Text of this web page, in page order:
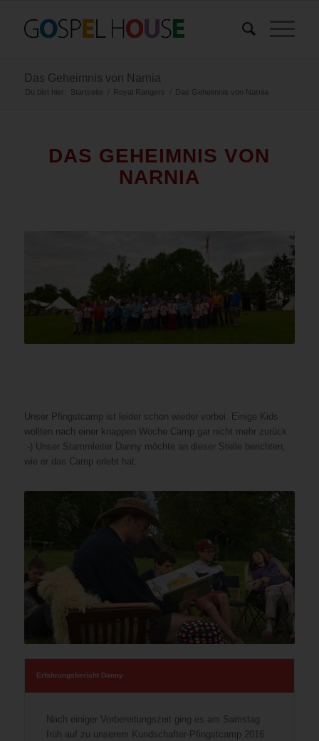
Das Geheimnis von Narnia
Du bist hier: Startseite / Royal Rangers / Das Geheimnis von Narnia
DAS GEHEIMNIS VON
NARNIA
Unser Pfingstcamp ist leider schon wieder vorbei. Einige Kids
wollten nach einer knappen Woche Camp gar nicht mehr zurück
:-) Unser Stammleiter Danny möchte an dieser Stelle berichten,
wie er das Camp erlebt hat:
Erfahrungsbericht Danny
Nach einiger Vorbereitungszeit ging es am Samstag
früh auf zu unserem Kundschafter-Pfingstcamp 2016.